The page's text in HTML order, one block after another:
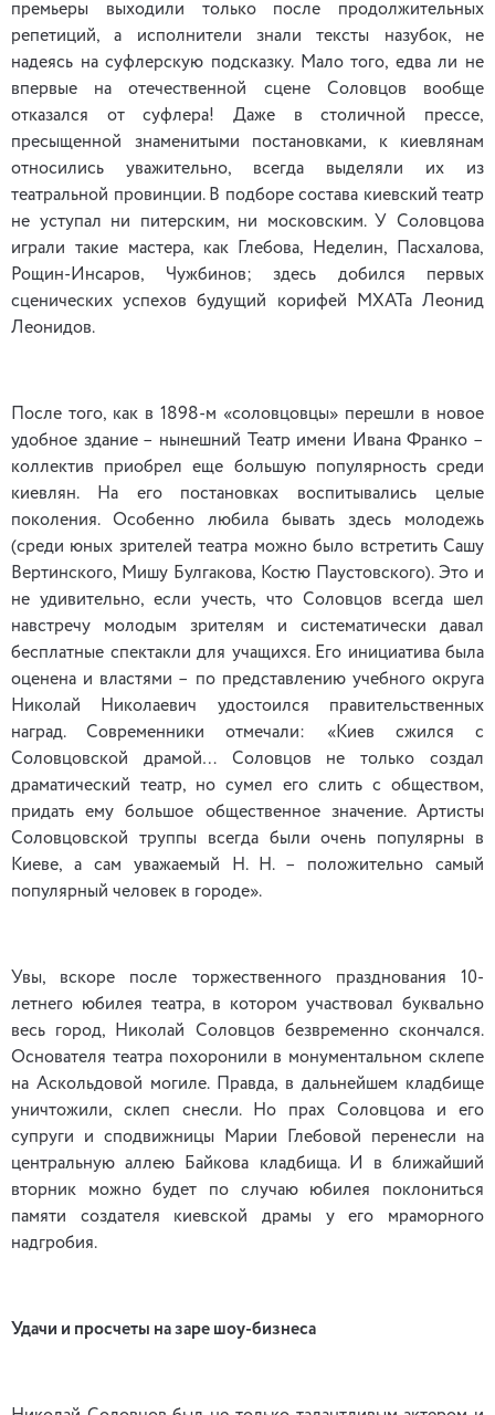
премьеры выходили только после продолжительных
репетиций, а исполнители знали тексты назубок, не
надеясь на суфлерскую подсказку. Мало того, едва ли не
впервые на отечественной сцене Соловцов вообще
отказался от суфлера! Даже в столичной прессе,
пресыщенной знаменитыми постановками, к киевлянам
относились уважительно, всегда выделяли их из
театральной провинции. В подборе состава киевский театр
не уступал ни питерским, ни московским. У Соловцова
играли такие мастера, как Глебова, Неделин, Пасхалова,
Рощин-Инсаров, Чужбинов; здесь добился первых
сценических успехов будущий корифей МХАТа Леонид
Леонидов.
После того, как в 1898-м «соловцовцы» перешли в новое
удобное здание – нынешний Театр имени Ивана Франко –
коллектив приобрел еще большую популярность среди
киевлян. На его постановках воспитывались целые
поколения. Особенно любила бывать здесь молодежь
(среди юных зрителей театра можно было встретить Сашу
Вертинского, Мишу Булгакова, Костю Паустовского). Это и
не удивительно, если учесть, что Соловцов всегда шел
навстречу молодым зрителям и систематически давал
бесплатные спектакли для учащихся. Его инициатива была
оценена и властями – по представлению учебного округа
Николай Николаевич удостоился правительственных
наград. Современники отмечали: «Киев сжился с
Соловцовской драмой… Соловцов не только создал
драматический театр, но сумел его слить с обществом,
придать ему большое общественное значение. Артисты
Соловцовской труппы всегда были очень популярны в
Киеве, а сам уважаемый Н. Н. – положительно самый
популярный человек в городе».
Увы, вскоре после торжественного празднования 10-
летнего юбилея театра, в котором участвовал буквально
весь город, Николай Соловцов безвременно скончался.
Основателя театра похоронили в монументальном склепе
на Аскольдовой могиле. Правда, в дальнейшем кладбище
уничтожили, склеп снесли. Но прах Соловцова и его
супруги и сподвижницы Марии Глебовой перенесли на
центральную аллею Байкова кладбища. И в ближайший
вторник можно будет по случаю юбилея поклониться
памяти создателя киевской драмы у его мраморного
надгробия.
Удачи и просчеты на заре шоу-бизнеса